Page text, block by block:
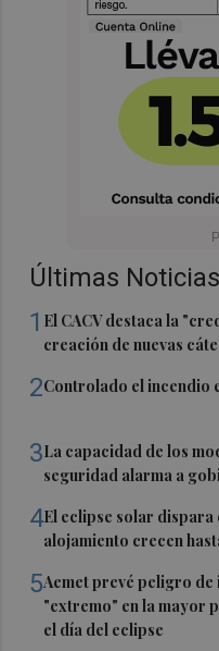
Últimas Noticias
1 El CACV destaca la
creación de nuevas
2Controlado el incendio
3La capacidad de los
seguridad alarma a
4El eclipse solar dispara
alojamiento crecen
5Aemet prevé peligro
"extremo" en la mayor
el día del eclipse